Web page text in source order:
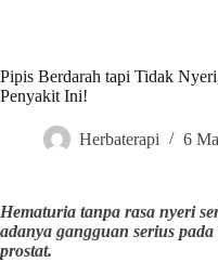
Pipis Berdarah tapi Tidak
Penyakit Ini!
Herbaterapi 6
Hematuria tanpa rasa nyeri
adanya gangguan serius
prostat.